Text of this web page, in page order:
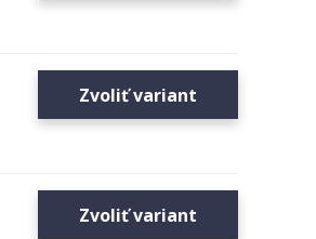
Zvoliť variant
Zvoliť variant